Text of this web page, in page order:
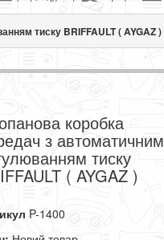
тиску BRIFFAULT ( AYGAZ )
коробка
з автоматичним
тиску
( AYGAZ )
P-1400